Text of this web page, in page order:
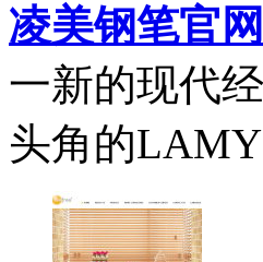
凌美钢笔官网
一新的现代
头角的